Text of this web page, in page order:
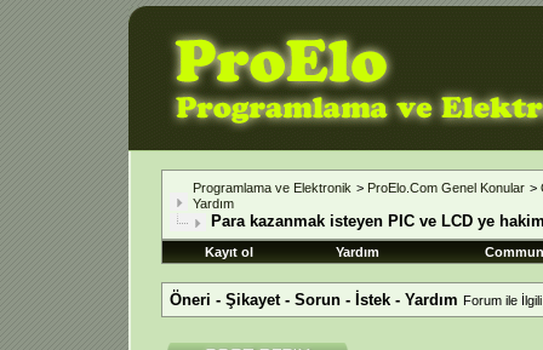
Programlama ve Elektronik > ProElo.Com Genel Konular >
Yardım
Para kazanmak isteyen PIC ve LCD ye
Kayıt ol Yardım
Öneri - Şikayet - Sorun - İstek - Yardım Forum ile